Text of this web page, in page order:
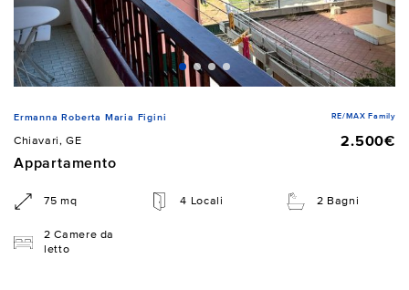
Ermanna Roberta Maria Figini RE/MAX Family
Chiavari, GE
2.500€
Appartamento
75 mq 4 Locali 2 Bagni
2 Camere da
letto